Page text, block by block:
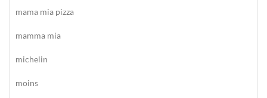
mama mia pizza
mamma mia
michelin
moins